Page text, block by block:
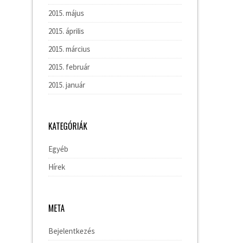
2015. május
2015. április
2015. március
2015. február
2015. január
KATEGÓRIÁK
Egyéb
Hírek
META
Bejelentkezés